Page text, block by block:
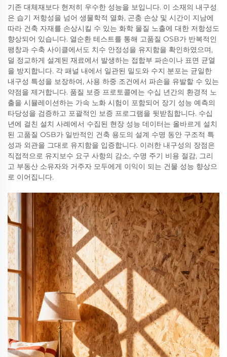
기존 대체재보다 현저히 우수한 성능을 보입니다. 이 소재의 내구성
은 습기 저항성을 넘어 생물학적 열화, 곤충 손상 및 시간이 지남에
따라 건축 자재를 손상시킬 수 있는 화학 물질 노출에 대한 저항성도
향상되어 있습니다. 열순환 테스트를 통해 고품질 OSB가 반복적인
팽창과 수축 사이클에서도 치수 안정성을 유지함을 확인하였으며,
덜 정교하게 설계된 재료에서 발생하는 접합부 파손이나 표면 균열
을 방지합니다. 각 패널 내에서 일관된 밀도와 수지 분포는 균일한
내구성 특성을 보장하여, 사용 하중 조건에서 파손을 유발할 수 있는
약점을 제거합니다. 품질 보증 프로토콜에는 수십 년간의 환경적 노
출을 시뮬레이션하는 가속 노화 시험이 포함되어 장기 성능 예측의
타당성을 검증하고 포괄적인 보증 프로그램을 뒷받침합니다. 수십
년에 걸친 설치 사례에서 수집된 현장 성능 데이터는 올바르게 설치
된 고품질 OSB가 일반적인 건축 용도의 설계 수명 동안 구조적 특
성과 외관을 그대로 유지함을 입증합니다. 이러한 내구성의 장점은
직접적으로 유지보수 요구 사항의 감소, 수명 주기 비용 절감, 그리
고 부동산 소유자와 거주자 모두에게 이익이 되는 건물 성능 향상으
로 이어집니다.